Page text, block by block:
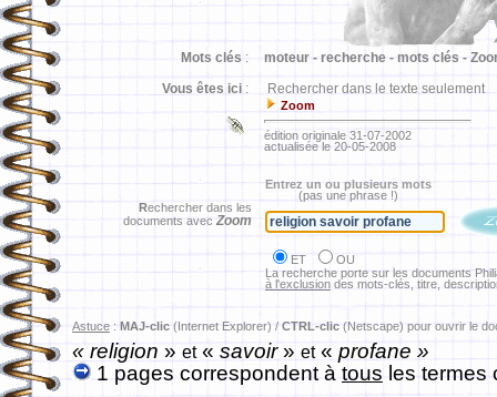
Mots clés : moteur - recherche - mots clés -
Vous êtes ici : Rechercher dans le texte seulement
Zoom
édition originale 31-07-2002
actualisée le 20-05-2008
Rechercher dans les
documents avec Zoom
Entrez un ou plusieurs mots
(pas une phrase !)
ET
OU
La recherche porte sur les documents
à l'exclusion des mots-clés, titre,
Astuce : MAJ-clic (Internet Explorer) / CTRL-clic (Netscape) pour ouvrir le
« religion » et« savoir» et« profane »
1 pages correspondent à tous les termes